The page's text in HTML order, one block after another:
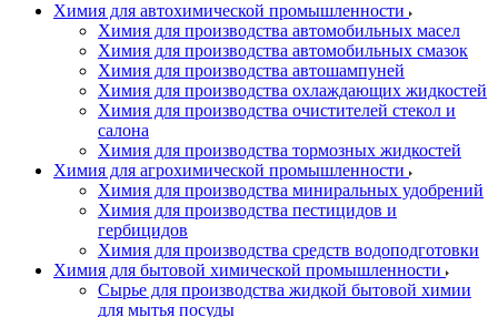
Химия для автохимической промышленности
Химия для производства автомобильных масел
Химия для производства автомобильных смазок
Химия для производства автошампуней
Химия для производства охлаждающих жидкостей
Химия для производства очистителей стекол и
салона
Химия для производства тормозных жидкостей
Химия для агрохимической промышленности
Химия для производства миниральных удобрений
Химия для производства пестицидов и
гербицидов
Химия для производства средств водоподготовки
Химия для бытовой химической промышленности
Сырье для производства жидкой бытовой химии
для мытья посуды